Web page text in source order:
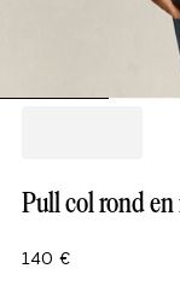
Pull col rond
140 €